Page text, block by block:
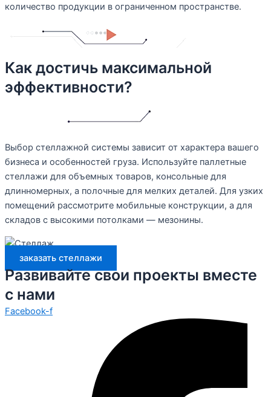
количество продукции в ограниченном пространстве.
Как достичь максимальной
эффективности?
Выбор стеллажной системы зависит от характера вашего
бизнеса и особенностей груза. Используйте паллетные
стеллажи для объемных товаров, консольные для
длинномерных, а полочные для мелких деталей. Для узких
помещений рассмотрите мобильные конструкции, а для
складов с высокими потолками — мезонины.
заказать стеллажи
Развивайте свои проекты вместе
с нами
Facebook-f